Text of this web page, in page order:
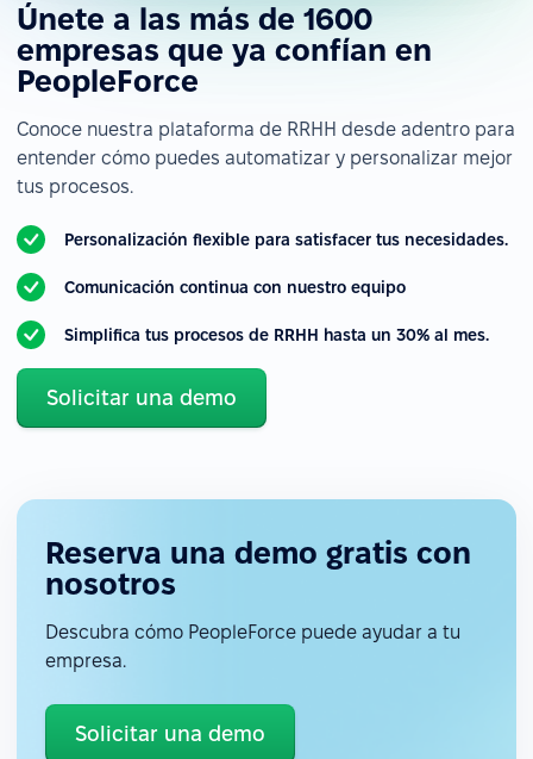
Únete a las más de 1600
empresas que ya confían en
PeopleForce
Conoce nuestra plataforma de RRHH desde adentro para
entender cómo puedes automatizar y personalizar mejor
tus procesos.
Personalización flexible para satisfacer tus necesidades.
Comunicación continua con nuestro equipo
Simplifica tus procesos de RRHH hasta un 30% al mes.
Solicitar una demo
Reserva una demo gratis con
nosotros
Descubra cómo PeopleForce puede ayudar a tu
empresa.
Solicitar una demo